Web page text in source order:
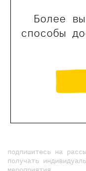
Более
способы
подпишитесь на
получать